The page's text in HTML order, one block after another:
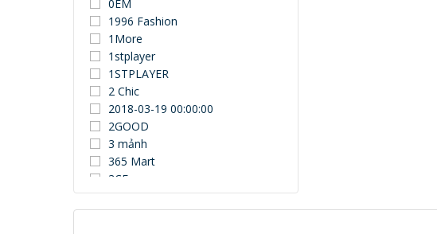
0EM
1996 Fashion
1More
1stplayer
1STPLAYER
2 Chic
2018-03-19 00:00:00
2GOOD
3 mảnh
365 Mart
3CE
3Dconnexion
3DUN